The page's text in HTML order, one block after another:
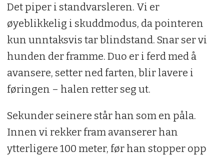
Det piper i standvarsleren. Vi er
øyeblikkelig i skuddmodus, da pointeren
kun unntaksvis tar blindstand. Snar ser vi
hunden der framme. Duo er i ferd med å
avansere, setter ned farten, blir lavere i
føringen – halen retter seg ut.
Sekunder seinere står han som en påla.
Innen vi rekker fram avanserer han
ytterligere 100 meter, før han stopper opp